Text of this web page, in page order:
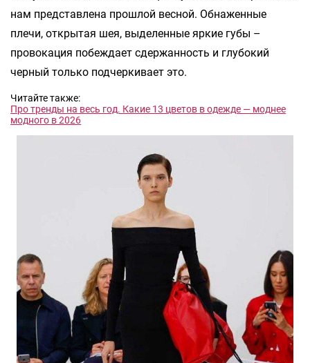
нам представлена прошлой весной. Обнаженные
плечи, открытая шея, выделенные яркие губы –
провокация побеждает сдержанность и глубокий
черный только подчеркивает это.
Читайте также:
Про тренды на весь год. Какие 13 цветов в одежде — моднее
модного в 2026